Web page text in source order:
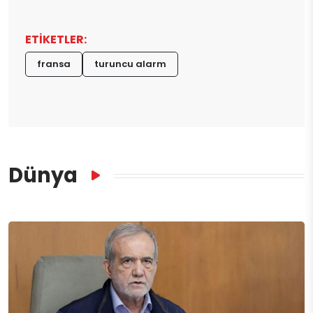
ETİKETLER:
fransa turuncu alarm
Dünya